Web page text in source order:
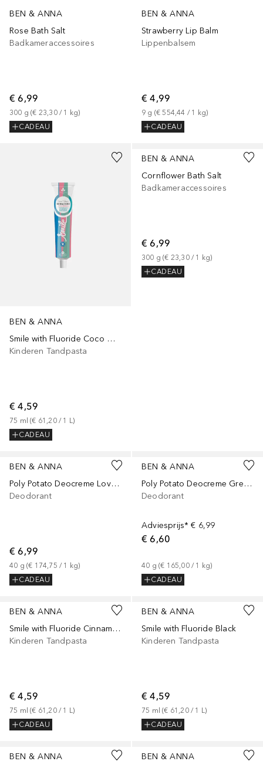
BEN & ANNA
Rose Bath Salt
Badkameraccessoires
€ 6,99
300 g (€ 23,30 / 1 kg)
CADEAU
BEN & ANNA
Strawberry Lip Balm
Lippenbalsem
€ 4,99
9 g (€ 554,44 / 1 kg)
CADEAU
BEN & ANNA
Smile with Fluoride Coco Mania
Kinderen Tandpasta
€ 4,59
75 ml (€ 61,20 / 1 L)
CADEAU
BEN & ANNA
Cornflower Bath Salt
Badkameraccessoires
€ 6,99
300 g (€ 23,30 / 1 kg)
CADEAU
BEN & ANNA
Poly Potato Deocreme Love Me
Deodorant
€ 6,99
40 g (€ 174,75 / 1 kg)
CADEAU
BEN & ANNA
Poly Potato Deocreme Green Balance
Deodorant
Adviesprijs* € 6,99
€ 6,60
40 g (€ 165,00 / 1 kg)
CADEAU
BEN & ANNA
Smile with Fluoride Cinnamon Orange
Kinderen Tandpasta
€ 4,59
75 ml (€ 61,20 / 1 L)
CADEAU
BEN & ANNA
Smile with Fluoride Black
Kinderen Tandpasta
€ 4,59
75 ml (€ 61,20 / 1 L)
CADEAU
BEN & ANNA BEN & ANNA